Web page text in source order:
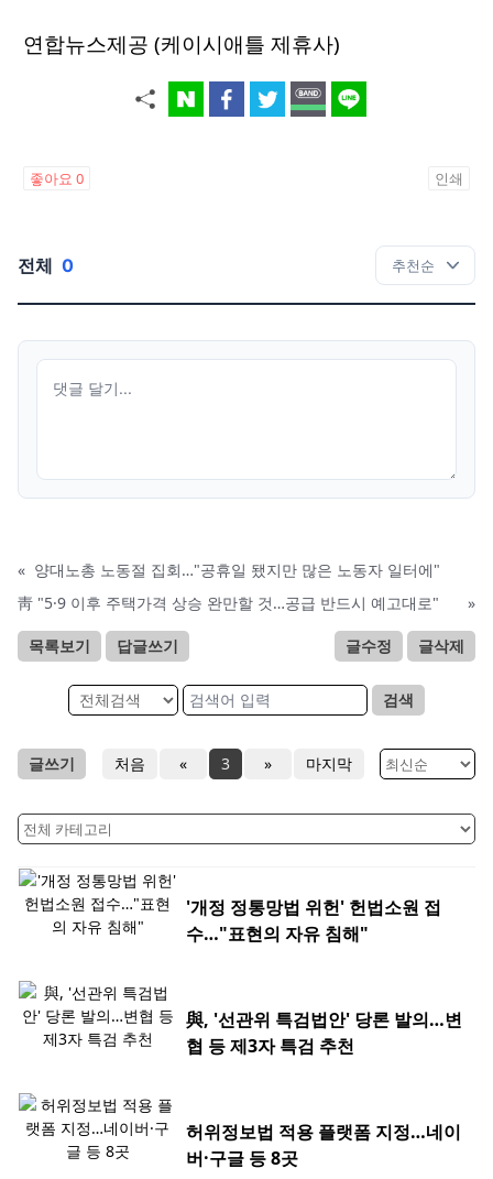
연합뉴스제공 (케이시애틀 제휴사)
좋아요 0 인쇄
전체 0
« 양대노총 노동절 집회…"공휴일 됐지만 많은 노동자 일터에"
靑 "5·9 이후 주택가격 상승 완만할 것…공급 반드시 예고대로"
»
목록보기 답글쓰기 글수정 글삭제
검색
글쓰기 처음 « 3 » 마지막
'개정 정통망법 위헌' 헌법소원 접
수…"표현의 자유 침해"
與, '선관위 특검법안' 당론 발의…변
협 등 제3자 특검 추천
허위정보법 적용 플랫폼 지정…네이
버·구글 등 8곳